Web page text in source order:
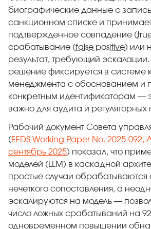
биографические данные с
санкционном списке и
подтвержденное совпадение (
срабатывание (false positive) или
результат, требующий
решение фиксируется в системе
менеджмента с обоснованием и
конкретным идентификаторам —
важно для аудита и регуляторных
Рабочий документ Совета
(FEDS Working Paper No. 2025-092,
сентябрь 2025) показал, что
моделей (LLM) в каскадной
простые случаи обрабатываются
нечеткого сопоставления, а
эскалируются на модель —
число ложных срабатываний на
одновременном повышении